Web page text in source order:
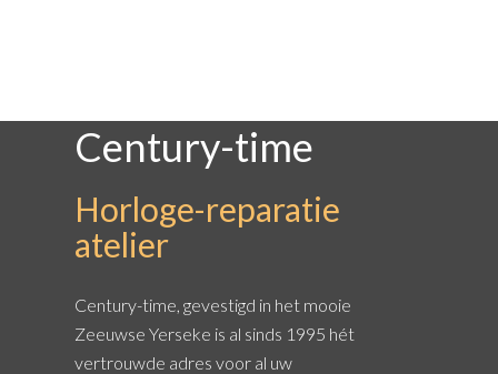
Century-time
Horloge-reparatie
atelier
Century-time, gevestigd in het mooie
Zeeuwse Yerseke is al sinds 1995 hét
vertrouwde adres voor al uw